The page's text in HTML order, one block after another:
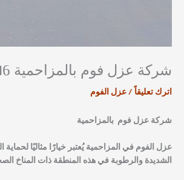
شركة عزل فوم بالمزاحمية 0539253616
اترك تعليقاً/عزل الفوم
شركة عزل فوم بالمزاحمية
عزل الفوم في المزاحمية يُعتبر خيارًا مثاليًا لحماية
الشديدة والرطوبة في هذه المنطقة ذات المناخ